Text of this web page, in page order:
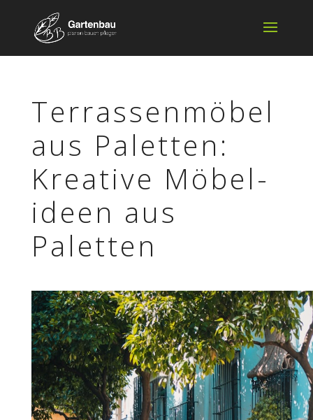
Terras­sen­mö­bel
aus Palet­ten:
Krea­tive Möbel­
ideen aus
Paletten